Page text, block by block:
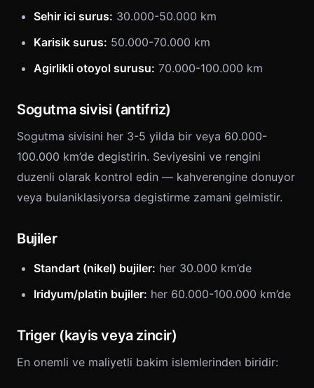
Sehir ici surus: 30.000-50.000 km
Karisik surus: 50.000-70.000 km
Agirlikli otoyol surusu: 70.000-100.000 km
Sogutma sivisi (antifriz)
Sogutma sivisini her 3-5 yilda bir veya 60.000-
100.000 km’de degistirin. Seviyesini ve rengini
duzenli olarak kontrol edin — kahverengine donuyor
veya bulaniklasiyorsa degistirme zamani gelmistir.
Bujiler
Standart (nikel) bujiler: her 30.000 km’de
Iridyum/platin bujiler: her 60.000-100.000 km’de
Triger (kayis veya zincir)
En onemli ve maliyetli bakim islemlerinden biridir: